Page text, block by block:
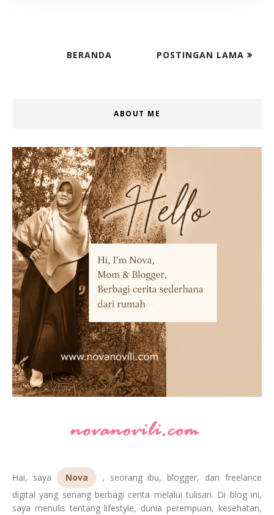
POSTINGAN LAMA
BERANDA
ABOUT ME
Hai, saya Nova
, seorang ibu, blogger, dan freelance
digital yang senang berbagi cerita melalui tulisan. Di blog ini,
saya menulis tentang lifestyle, dunia perempuan, kesehatan,